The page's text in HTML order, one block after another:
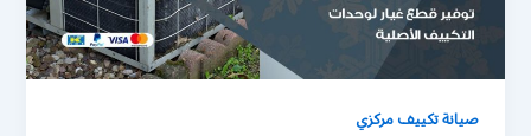
صيانة تكييف مركزي